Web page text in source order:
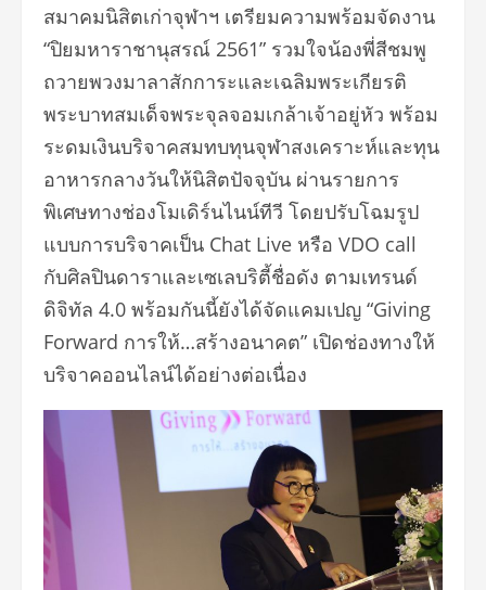
สมาคมนิสิตเก่าจุฬาฯ เตรียมความพร้อมจัดงาน
“ปิยมหาราชานุสรณ์ 2561” รวมใจน้องพี่สีชมพู
ถวายพวงมาลาสักการะและเฉลิมพระเกียรติ
พระบาทสมเด็จพระจุลจอมเกล้าเจ้าอยู่หัว พร้อม
ระดมเงินบริจาคสมทบทุนจุฬาสงเคราะห์และทุน
อาหารกลางวันให้นิสิตปัจจุบัน ผ่านรายการ
พิเศษทางช่องโมเดิร์นไนน์ทีวี โดยปรับโฉมรูป
แบบการบริจาคเป็น Chat Live หรือ VDO call
กับศิลปินดาราและเซเลบริตี้ชื่อดัง ตามเทรนด์
ดิจิทัล 4.0 พร้อมกันนี้ยังได้จัดแคมเปญ “Giving
Forward การให้…สร้างอนาคต” เปิดช่องทางให้
บริจาคออนไลน์ได้อย่างต่อเนื่อง